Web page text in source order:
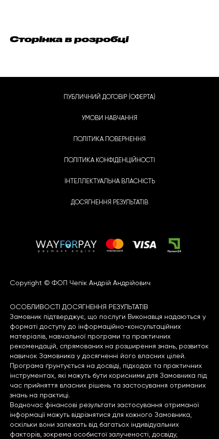
Сторінка в розробці
ПУБЛИЧНИЙ ДОГОВІР (ОФЕРТА)
УМОВИ НАВЧАННЯ
ПОЛІТИКА ПОВЕРНЕННЯ
ПОЛІТИКА КОНФІДЕНЦІЙНОСТІ
ІНТЕЛЛЕКТУАЛЬНА ВЛАСНІСТЬ
ДОСЯГНЕННЯ РЕЗУЛЬТАТІВ
Copyright © ФОП Чепік Андрій Андрійович
ОСОБЛИВОСТІ ДОСЯГНЕННЯ РЕЗУЛЬТАТІВ
Замовник підтверджує, що послуги Виконавця надаються у
форматі доступу до інформаційно-консультаційних
матеріалів, навчальної програми та практичних
рекомендацій, спрямованих на розширення знань, розвиток
навичок Замовника у досягненні його власних цілей.
Програма ґрунтується на досвіді, підходах та практичних
інструментах, які можуть бути корисними для Замовника під
час прийняття власних рішень та застосування отриманих
знань на практиці.
Водночас фінансові результати застосування отриманої
інформації можуть відрізнятися для кожного Замовника,
оскільки вони залежать від багатьох індивідуальних
факторів, зокрема особистої залученості, досвіду,